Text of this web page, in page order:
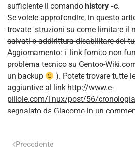
sufficiente il comando history -c.
Se volete approfondire, inquesto
trovate istruzioni su come limitare il
salvati o addirittura disabilitare del
Aggiornamento: il link fornito non
problema tecnico su Gentoo-
un backup
). Potete trovare tutte
aggiuntive al link http://www.e-
pillole.com/linux/post/56/
segnalato da Giacomo in un
Precedente